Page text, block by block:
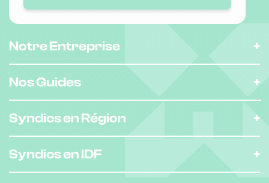
Notre Entreprise
Nos Guides
Syndics en Région
Syndics en IDF